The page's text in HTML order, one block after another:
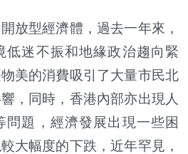
放型經濟體，過去一年來，
低迷不振和地緣政治趨向緊
美的消費吸引了大量市民北
，同時，香港內部亦出現人
問題，經濟發展出現一些困
大幅度的下跌，近年罕見，